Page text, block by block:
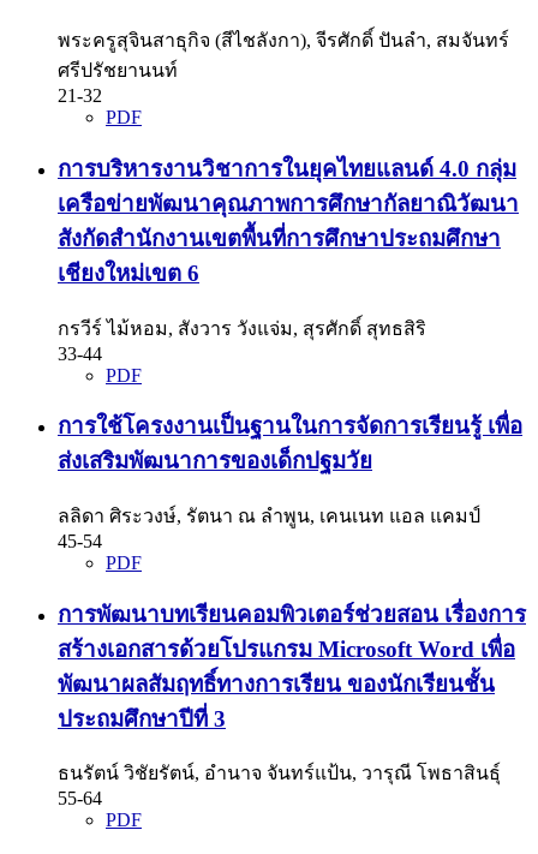
พระครูสุจินสาธุกิจ (สีไชลังกา), จีรศักดิ์ ปันลำ, สมจันทร์
ศรีปรัชยานนท์
21-32
PDF
การบริหารงานวิชาการในยุคไทยแลนด์ 4.0 กลุ่ม
เครือข่ายพัฒนาคุณภาพการศึกษากัลยาณิวัฒนา
สังกัดสำนักงานเขตพื้นที่การศึกษาประถมศึกษา
เชียงใหม่เขต 6
กรวีร์ ไม้หอม, สังวาร วังแจ่ม, สุรศักดิ์ สุทธสิริ
33-44
PDF
การใช้โครงงานเป็นฐานในการจัดการเรียนรู้ เพื่อ
ส่งเสริมพัฒนาการของเด็กปฐมวัย
ลลิดา ศิระวงษ์, รัตนา ณ ลำพูน, เคนเนท แอล แคมป์
45-54
PDF
การพัฒนาบทเรียนคอมพิวเตอร์ช่วยสอน เรื่องการ
สร้างเอกสารด้วยโปรแกรม Microsoft Word เพื่อ
พัฒนาผลสัมฤทธิ์ทางการเรียน ของนักเรียนชั้น
ประถมศึกษาปีที่ 3
ธนรัตน์ วิชัยรัตน์, อำนาจ จันทร์แป้น, วารุณี โพธาสินธุ์
55-64
PDF